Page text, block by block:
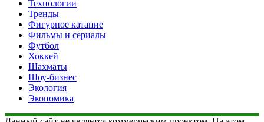
Технологии
Тренды
Фигурное катание
Фильмы и сериалы
Футбол
Хоккей
Шахматы
Шоу-бизнес
Экология
Экономика